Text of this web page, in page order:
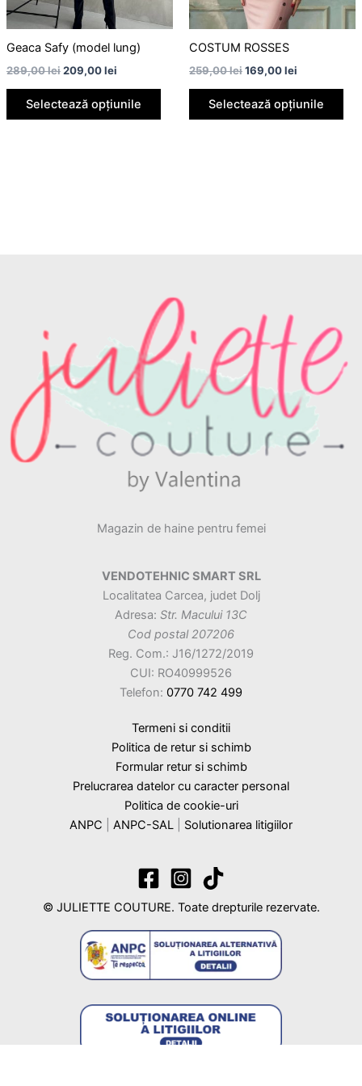
Geaca Safy (model lung)
289,00lei209,00lei
Selectează opțiunile
fi
produsului.
COSTUM ROSSES
259,00lei169,00lei
Selectează opțiunile
pot
fi
Magazin de haine pentru femei
VENDOTEHNIC SMART SRL
Localitatea Carcea, judet Dolj
Adresa: Str. Macului 13C
Cod postal 207206
Reg. Com.: J16/1272/2019
CUI: RO40999526
Telefon: 0770 742 499
Termeni si conditii
Politica de retur si schimb
Formular retur si schimb
Prelucrarea datelor cu caracter personal
Politica de cookie-uri
ANPC
ANPC-SAL Solutionarea litigiilor
© JULIETTE COUTURE. Toate drepturile rezervate.